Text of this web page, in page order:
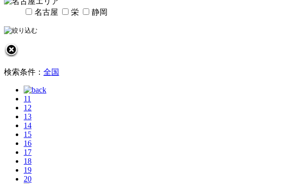
名古屋 栄 静岡
検索条件： 全国
11
12
13
14
15
16
17
18
19
20